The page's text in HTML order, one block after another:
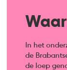
In het
de
de loep